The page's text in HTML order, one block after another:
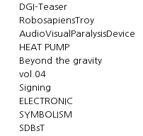
DGI-Teaser
RobosapiensTroy
AudioVisualParalysisDevice
HEAT PUMP
Beyond the gravity
vol.04
Signing
ELECTRONIC
SYMBOLISM
SDBsT